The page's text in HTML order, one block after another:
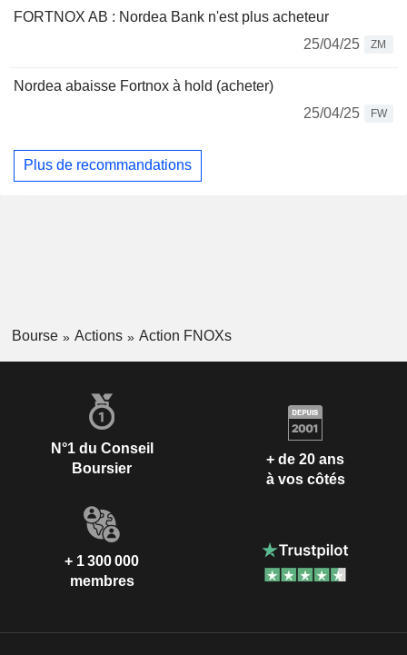
FORTNOX AB : Nordea Bank n'est plus acheteur
25/04/25
ZM
Nordea abaisse Fortnox à hold (acheter)
25/04/25
FW
Plus de recommandations
Bourse Actions Action FNOXs
N°1 du Conseil
Boursier
+ de 20 ans
à vos côtés
+ 1 300 000
membres